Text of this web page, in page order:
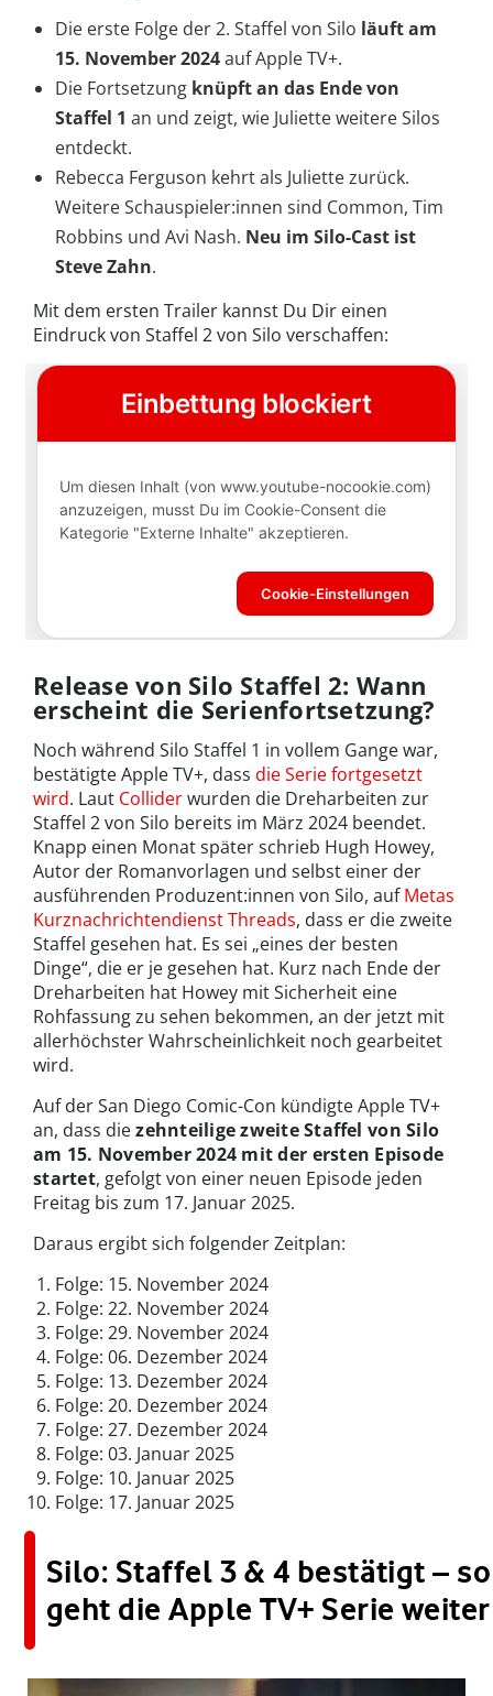
Die erste Folge der 2. Staffel von Silo läuft am
15. November 2024auf Apple TV+.
Die Fortsetzung knüpft an das Ende von
Staffel 1 an und zeigt, wie Juli­ette weitere Silos
entdeckt.
Rebecca Ferguson kehrt als Juli­ette zurück.
Weitere Schauspieler:innen sind Common, Tim
Robbins und Avi Nash. Neu im Silo-Cast ist
Steve Zahn.
Mit dem ersten Trailer kannst Du Dir einen
Eindruck von Staffel 2 von Silo verschaffen:
Release von Silo Staffel 2: Wann
erscheint die Serienfortsetzung?
Noch während Silo Staffel 1 in vollem Gange war,
bestätigte Apple TV+, dass die Serie fortgesetzt
wird. Laut Colliderwurden die Dreharbeiten zur
Staffel 2 von Silo bereits im März 2024 beendet.
Knapp einen Monat später schrieb Hugh Howey,
Autor der Romanvorlagen und selbst einer der
ausführenden Produzent:innen von Silo, aufMetas
Kurznachrichtendienst Threads, dass er die zweite
Staffel gesehen hat. Es sei „eines der besten
Dinge“, die er je gesehen hat. Kurz nach Ende der
Dreharbeiten hat Howey mit Sicherheit eine
Rohfassung zu sehen bekommen, an der jetzt mit
allerhöchster Wahrscheinlichkeit noch gearbeitet
wird.
Auf der San Diego Comic-Con kündigte Apple TV+
an, dass diezehnteilige zweite Staffel vonSilo
am 15. November 2024 mit der ersten Episode
startet, gefolgt von einer neuen Episode jeden
Freitag bis zum 17. Januar 2025.
Daraus ergibt sich folgender Zeitplan:
Folge: 15. November 2024
Folge: 22. November 2024
Folge: 29. November 2024
Folge: 06. Dezember 2024
Folge: 13. Dezember 2024
Folge: 20. Dezember 2024
Folge: 27. Dezember 2024
Folge: 03. Januar 2025
Folge: 10. Januar 2025
Folge: 17. Januar 2025
Silo: Staffel 3 & 4 bestätigt – so
geht die Apple TV+ Serie weiter